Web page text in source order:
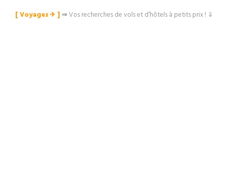
[ Voyages ✈︎ ]⇒Vos recherches de vols et d’hôtels à petits prix ! ⇓